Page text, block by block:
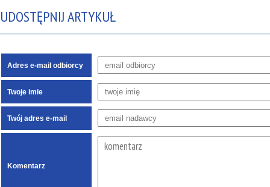
UDOSTĘPNIJ ARTYKUŁ
Adres e-mail odbiorcy
Twoje imie
Twój adres e-mail
Komentarz